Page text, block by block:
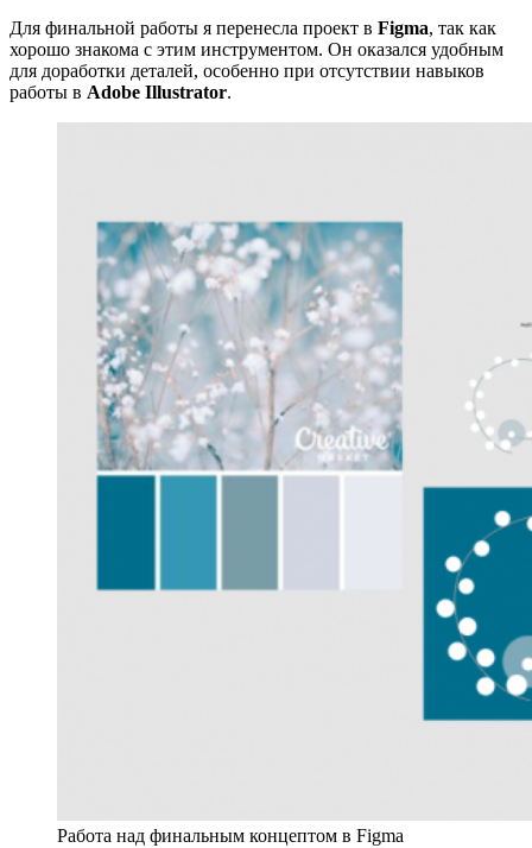
Для финальной работы я перенесла проект в Figma, так как
хорошо знакома с этим инструментом. Он оказался удобным
для доработки деталей, особенно при отсутствии навыков
работы в Adobe Illustrator.
Работа над финальным концептом в Figma